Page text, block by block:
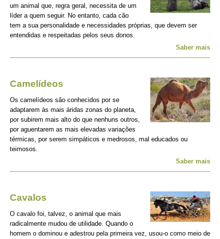
um animal que, regra geral, necessita de um
líder a quem seguir. No entanto, cada cão
tem a sua personalidade e necessidades próprias, que devem ser
entendidas e respeitadas pelos seus donos.
Saber mais
Camelídeos
Os camelídeos são conhecidos por se
adaptarem às mais áridas zonas do planeta,
por subirem mais alto do que nenhuns outros,
por aguentarem as mais elevadas variações
térmicas, por serem simpáticos e medrosos, mal educados ou
teimosos.
Saber mais
Cavalos
O cavalo foi, talvez, o animal que mais
radicalmente mudou de utilidade. Quando o
homem o dominou e adestrou pela primeira vez, usou-o como meio de